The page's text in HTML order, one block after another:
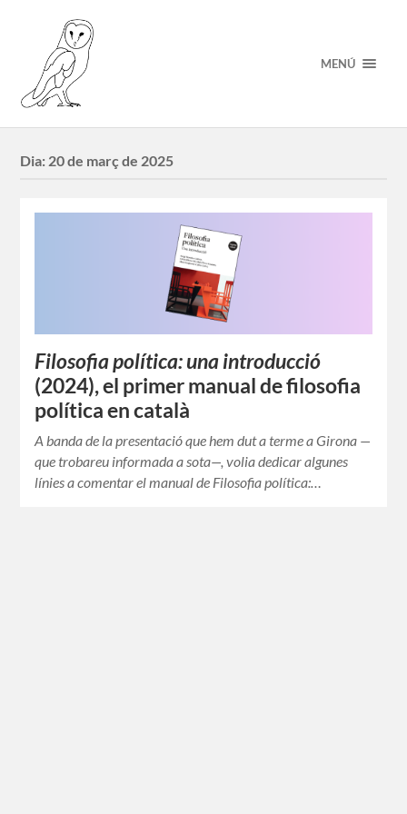
MENÚ
Dia: 20 de març de 2025
Filosofia política: una introducció
(2024), el primer manual de filosofia
política en català
A banda de la presentació que hem dut a terme a Girona —
que trobareu informada a sota—, volia dedicar algunes
línies a comentar el manual de Filosofia política:…